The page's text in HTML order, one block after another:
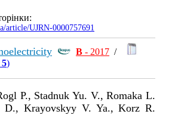
article/UJRN-0000757691
В - 2017 /
)
P., Stadnuk Yu. V., Romaka L.
D., Krayovskyy V. Ya., Korz R.